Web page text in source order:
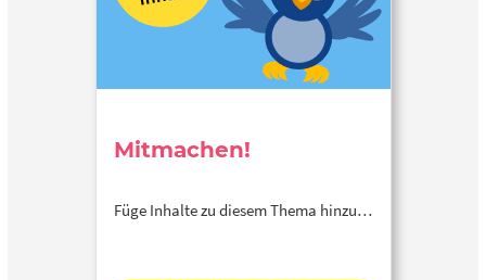
Mitmachen!
Füge Inhalte zu diesem Thema hinzu…